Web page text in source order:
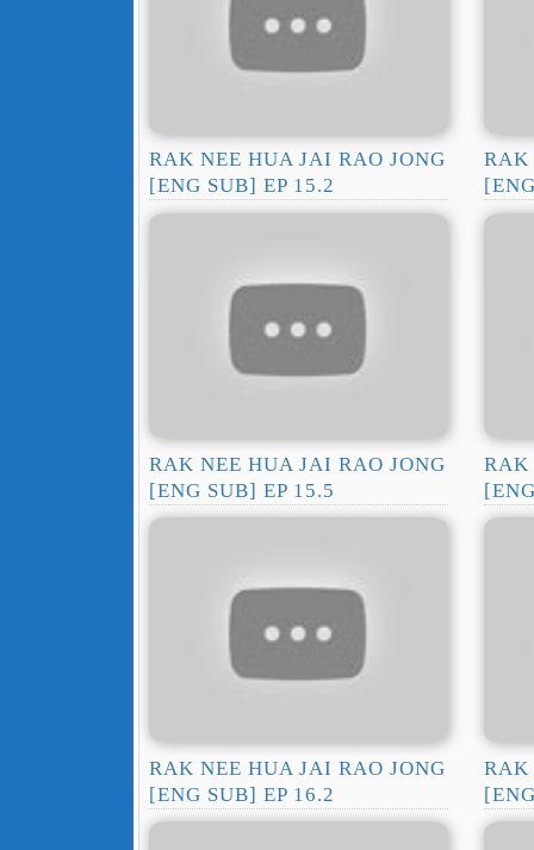
RAK NEE HUA JAI RAO JONG
[ENG SUB] EP 15.2
RAK
RAK NEE HUA JAI RAO JONG
[ENG SUB] EP 15.5
RAK
RAK NEE HUA JAI RAO JONG
[ENG SUB] EP 16.2
RAK